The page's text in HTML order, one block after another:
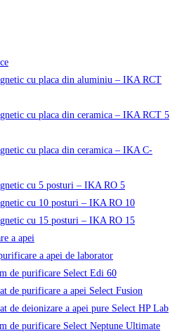
cu placa din aluminiu – IKA RCT
cu placa din ceramica – IKA RCT 5
cu placa din ceramica – IKA C-
cu 5 posturi – IKA RO 5
cu 10 posturi – IKA RO 10
cu 15 posturi – IKA RO 15
a apei
a apei de laborator
de purificare Select Edi 60
de purificare a apei Select Fusion
de deionizare a apei pure Select HP Lab
de purificare Select Neptune Ultimate